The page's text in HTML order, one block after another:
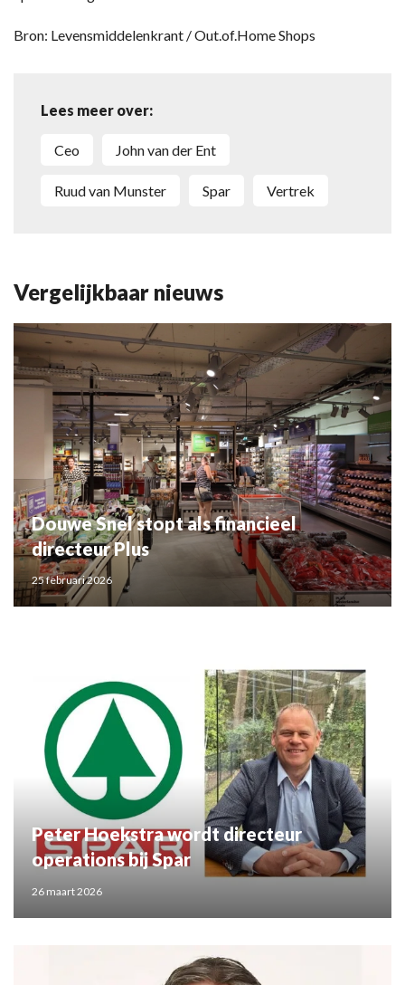
Bron: Levensmiddelenkrant / Out.of.Home Shops
Lees meer over:
Ceo John van der Ent
Ruud van Munster Spar Vertrek
Vergelijkbaar nieuws
Douwe Snel stopt als financieel
directeur Plus
25 februari 2026
Peter Hoekstra wordt directeur
operations bij Spar
26 maart 2026